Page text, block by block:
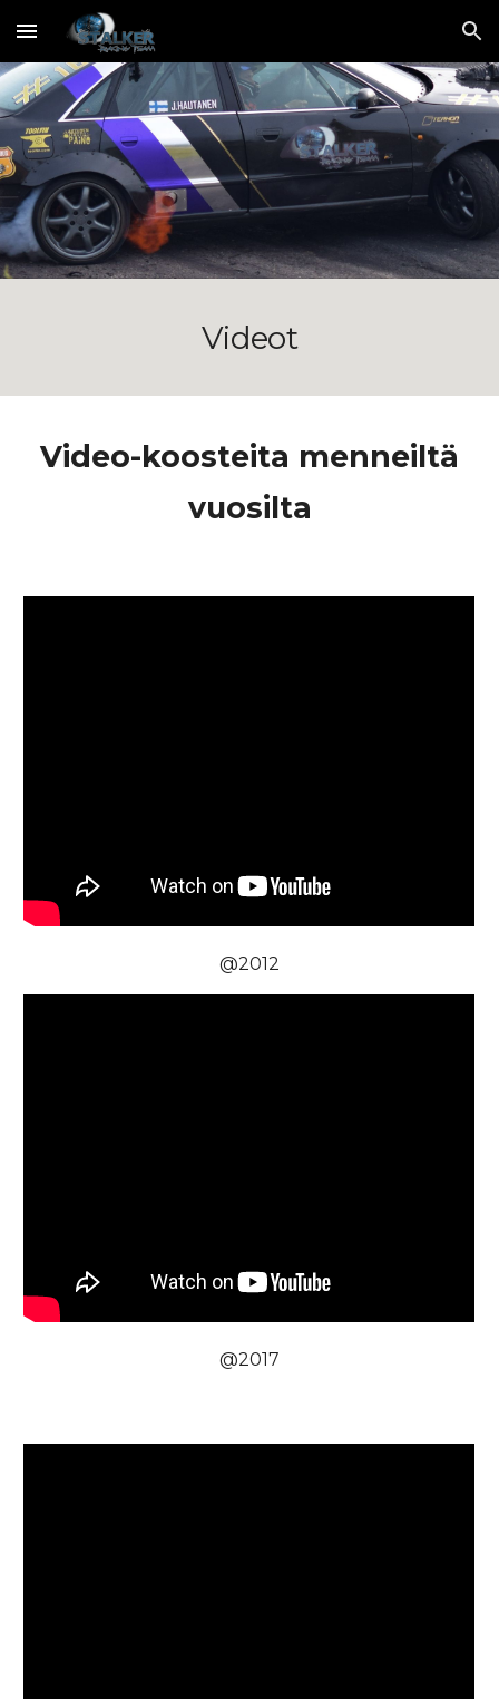
Skip to main content Skip to navigation
Videot
Video-koosteita menneiltä
vuosilta
@2012
@2017